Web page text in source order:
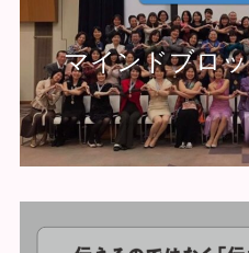
マインドブロ